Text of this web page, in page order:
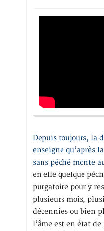
Depuis toujours, la
enseigne qu’après
sans péché monte
en elle quelque
purgatoire pour y
plusieurs mois,
décennies ou bien
l’âme est en état